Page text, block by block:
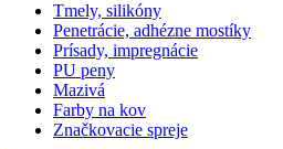
Tmely, silikóny
Penetrácie, adhézne mostíky
Prísady, impregnácie
PU peny
Mazivá
Farby na kov
Značkovacie spreje